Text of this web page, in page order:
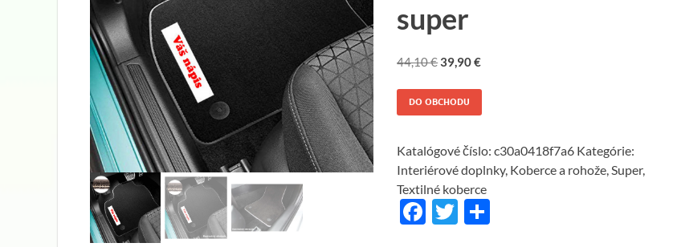
super
44,10€39,90€
DO OBCHODU
Katalógové číslo:c30a0418f7a6 Kategórie:
Interiérové doplnky, Koberce a rohože Super,
Textilné koberce
F
T